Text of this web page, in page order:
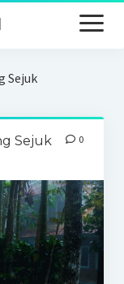
Sejuk
Sejuk 0